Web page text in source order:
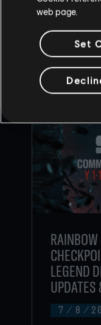
7 / 8 /
LEGEND
UPDATES
web page.
Set